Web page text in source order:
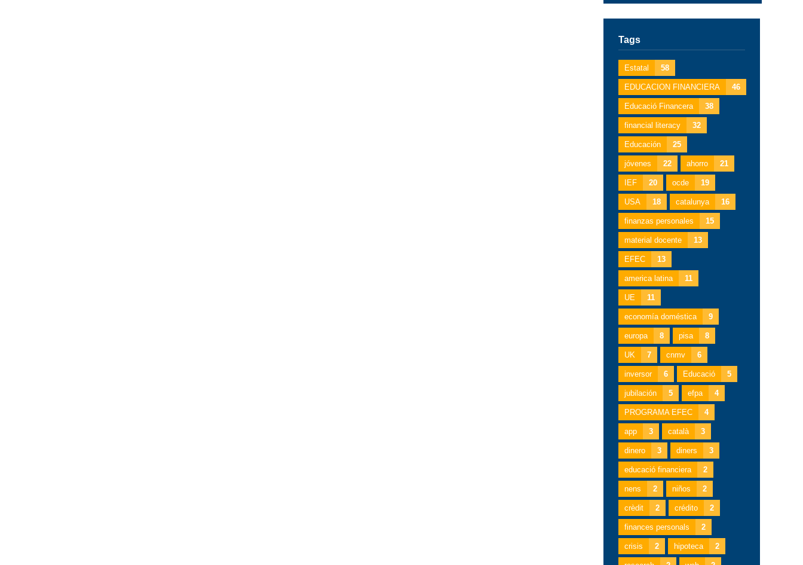
Tags
Estatal 58
EDUCACION FINANCIERA 46
Educació Financera 38
financial literacy 32
Educación 25
jóvenes 22 ahorro 21
IEF 20 ocde 19
USA 18 catalunya 16
finanzas personales 15
material docente 13
EFEC 13
america latina 11
UE 11
economía doméstica 9
europa 8 pisa 8
UK 7 cnmv 6
inversor 6 Educació 5
jubilación 5 efpa 4
PROGRAMA EFEC 4
app 3 català 3
dinero 3 diners 3
educació financiera 2
nens 2 niños 2
crèdit 2 crédito 2
finances personals 2
crisis 2 hipoteca 2